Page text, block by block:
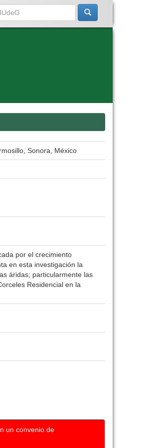
Sonora, México
por el crecimiento
en esta investigación la
áridas; particularmente las
Residencial en la
un convenio de